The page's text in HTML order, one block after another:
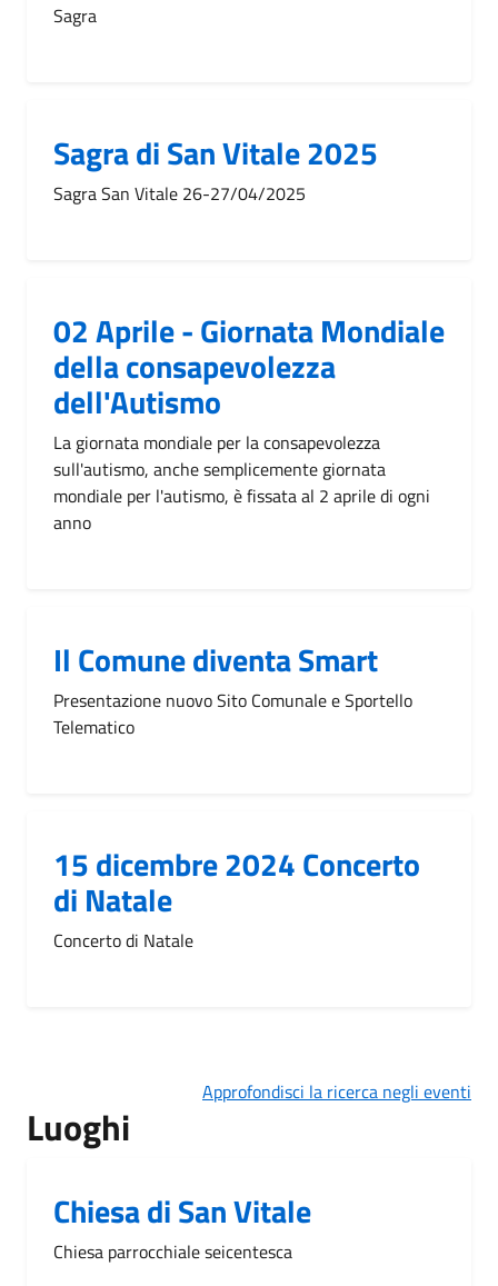
Sagra
Sagra di San Vitale 2025
Sagra San Vitale 26-27/04/2025
02 Aprile - Giornata Mondiale
della consapevolezza
dell'Autismo
La giornata mondiale per la consapevolezza
sull'autismo, anche semplicemente giornata
mondiale per l'autismo, è fissata al 2 aprile di ogni
anno
Il Comune diventa Smart
Presentazione nuovo Sito Comunale e Sportello
Telematico
15 dicembre 2024 Concerto
di Natale
Concerto di Natale
Approfondisci la ricerca negli eventi
Luoghi
Chiesa di San Vitale
Chiesa parrocchiale seicentesca